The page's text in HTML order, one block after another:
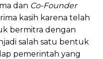
dan Co-Founder
kasih karena telah
bermitra dengan
salah satu bentuk
pemerintah yang